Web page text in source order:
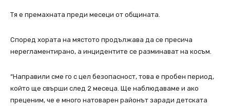
Тя е премахната преди месеци от общината.
Според хората на мястото продължава да се пресича
нерегламентирано, а инцидентите се разминават на косъм.
“Направили сме го с цел безопасност, това е пробен период,
който ще свърши след 2 месеца. Ще наблюдаваме и ако
преценим, че е много натоварен районът заради детската